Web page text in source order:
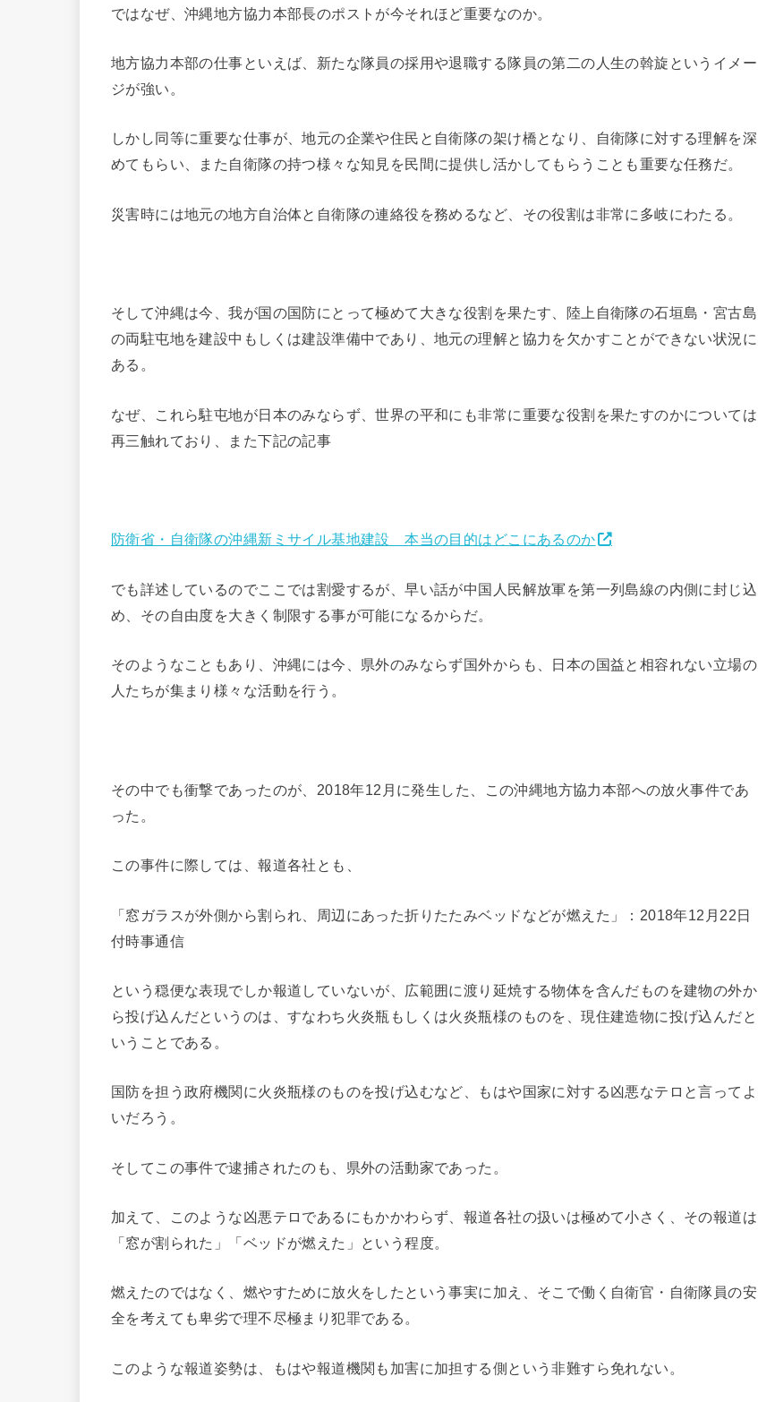
ではなぜ、沖縄地方協力本部長のポストが今それほど重要なのか。
地方協力本部の仕事といえば、新たな隊員の採用や退職する隊員の第二の人生の斡旋というイメー
ジが強い。
しかし同等に重要な仕事が、地元の企業や住民と自衛隊の架け橋となり、自衛隊に対する理解を深
めてもらい、また自衛隊の持つ様々な知見を民間に提供し活かしてもらうことも重要な任務だ。
災害時には地元の地方自治体と自衛隊の連絡役を務めるなど、その役割は非常に多岐にわたる。
そして沖縄は今、我が国の国防にとって極めて大きな役割を果たす、陸上自衛隊の石垣島・宮古島
の両駐屯地を建設中もしくは建設準備中であり、地元の理解と協力を欠かすことができない状況に
ある。
なぜ、これら駐屯地が日本のみならず、世界の平和にも非常に重要な役割を果たすのかについては
再三触れており、また下記の記事
防衛省・自衛隊の沖縄新ミサイル基地建設 本当の目的はどこにあるのか
でも詳述しているのでここでは割愛するが、早い話が中国人民解放軍を第一列島線の内側に封じ込
め、その自由度を大きく制限する事が可能になるからだ。
そのようなこともあり、沖縄には今、県外のみならず国外からも、日本の国益と相容れない立場の
人たちが集まり様々な活動を行う。
その中でも衝撃であったのが、2018年12月に発生した、この沖縄地方協力本部への放火事件であ
った。
この事件に際しては、報道各社とも、
「窓ガラスが外側から割られ、周辺にあった折りたたみベッドなどが燃えた」：2018年12月22日
付時事通信
という穏便な表現でしか報道していないが、広範囲に渡り延焼する物体を含んだものを建物の外か
ら投げ込んだというのは、すなわち火炎瓶もしくは火炎瓶様のものを、現住建造物に投げ込んだと
いうことである。
国防を担う政府機関に火炎瓶様のものを投げ込むなど、もはや国家に対する凶悪なテロと言ってよ
いだろう。
そしてこの事件で逮捕されたのも、県外の活動家であった。
加えて、このような凶悪テロであるにもかかわらず、報道各社の扱いは極めて小さく、その報道は
「窓が割られた」「ベッドが燃えた」という程度。
燃えたのではなく、燃やすために放火をしたという事実に加え、そこで働く自衛官・自衛隊員の安
全を考えても卑劣で理不尽極まり犯罪である。
このような報道姿勢は、もはや報道機関も加害に加担する側という非難すら免れない。